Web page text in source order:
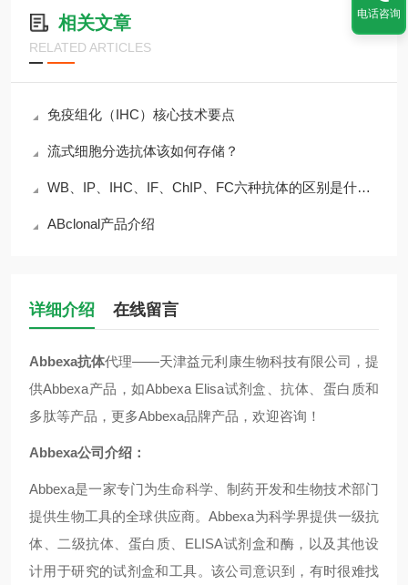
相关文章
RELATED ARTICLES
免疫组化（IHC）核心技术要点
流式细胞分选抗体该如何存储？
WB、IP、IHC、IF、ChIP、FC六种抗体的区别是什么？
ABclonal产品介绍
详细介绍 在线留言
Abbexa抗体代理——天津益元利康生物科技有限公司，提
供Abbexa产品，如Abbexa Elisa试剂盒、抗体、蛋白质和
多肽等产品，更多Abbexa品牌产品，欢迎咨询！
Abbexa公司介绍：
Abbexa是一家专门为生命科学、制药开发和生物技术部门
提供生物工具的全球供应商。Abbexa为科学界提供一级抗
体、二级抗体、蛋白质、ELISA试剂盒和酶，以及其他设
计用于研究的试剂盒和工具。 该公司意识到，有时很难找
电话咨询